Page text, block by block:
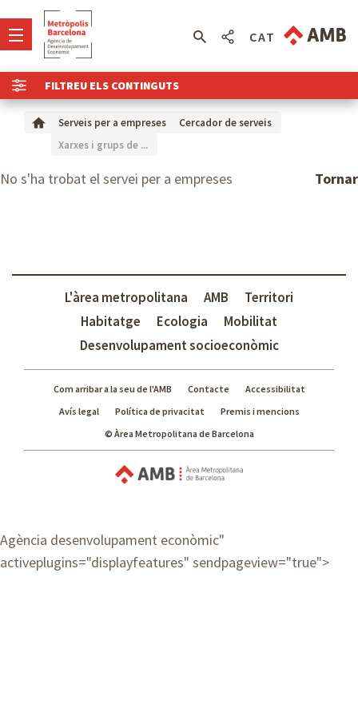
FILTREU ELS CONTINGUTS
CAT
Serveis per a empreses
Cercador de serveis
Xarxes i grups de ...
Tornar
No s'ha trobat el servei per a empreses
L'àrea metropolitana AMB
Territori
Habitatge
Ecologia
Mobilitat
Desenvolupament socioeconòmic
Com arribar a la seu de l'AMB Contacte
Accessibilitat
Avís legal
Política de privacitat
Premis i mencions
© Àrea Metropolitana de Barcelona
Agència desenvolupament econòmic"
activeplugins="displayfeatures" sendpageview="true">